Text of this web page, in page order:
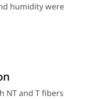
humidity were
NT and T fibers